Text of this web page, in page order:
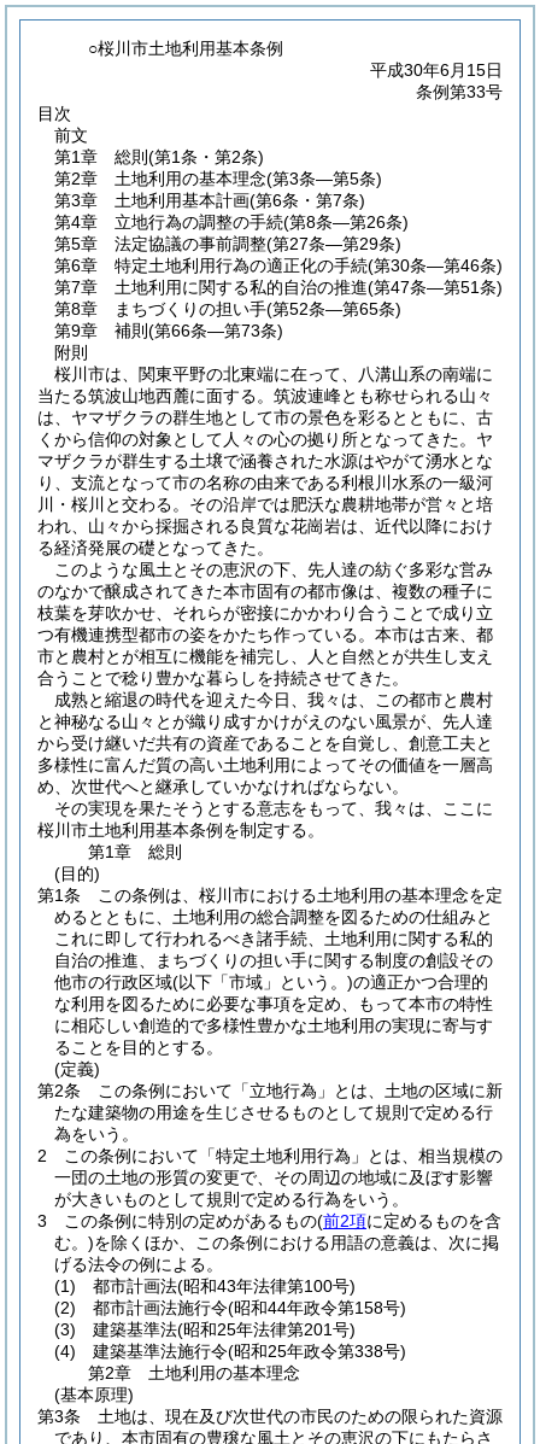
○桜川市土地利用基本条例
平成30年6月15日
条例第33号
目次
前文
第1章
総則 (第1条・第2条)
第2章
土地利用の基本理念(第3条―第5条)
第3章
土地利用基本計画(第6条・第7条)
第4章
立地行為の調整の手続(第8条―第26条)
第5章
法定協議の事前調整(第27条―第29条)
第6章
特定土地利用行為の適正化の手続(第30条―第46条)
第7章
土地利用に関する私的自治の推進(第47条―第51条)
第8章
まちづくりの担い手(第52条―第65条)
第9章
補則 (第66条―第73条)
附則
桜川市は、関東平野の北東端に在って、八溝山系の南端に
当たる筑波山地西麓に面する。筑波連峰とも称せられる山々
は、ヤマザクラの群生地として市の景色を彩るとともに、古
くから信仰の対象として人々の心の拠り所となってきた。ヤ
マザクラが群生する土壌で涵養された水源はやがて湧水とな
り、支流となって市の名称の由来である利根川水系の一級河
川・桜川と交わる。その沿岸では肥沃な農耕地帯が営々と培
われ、山々から採掘される良質な花崗岩は、近代以降におけ
る経済発展の礎となってきた。
このような風土とその恵沢の下、先人達の紡ぐ多彩な営み
のなかで醸成されてきた本市固有の都市像は、複数の種子に
枝葉を芽吹かせ、それらが密接にかかわり合うことで成り立
つ有機連携型都市の姿をかたち作っている。本市は古来、都
市と農村とが相互に機能を補完し、人と自然とが共生し支え
合うことで稔り豊かな暮らしを持続させてきた。
成熟と縮退の時代を迎えた今日、我々は、この都市と農村
と神秘なる山々とが織り成すかけがえのない風景が、先人達
から受け継いだ共有の資産であることを自覚し、創意工夫と
多様性に富んだ質の高い土地利用によってその価値を一層高
め、次世代へと継承していかなければならない。
その実現を果たそうとする意志をもって、我々は、ここに
桜川市土地利用基本条例を制定する。
第1章
総則
(目的)
第1条
この条例は、桜川市における土地利用の基本理念を定
めるとともに、土地利用の総合調整を図るための仕組みと
これに即して行われるべき諸手続、土地利用に関する私的
自治の推進、まちづくりの担い手に関する制度の創設その
他市の行政区域(以下「市域」という。)の適正かつ合理的
な利用を図るために必要な事項を定め、もって本市の特性
に相応しい創造的で多様性豊かな土地利用の実現に寄与す
ることを目的とする。
(定義)
第2条
この条例において「立地行為」とは、土地の区域に新
たな建築物の用途を生じさせるものとして規則で定める行
為をいう。
2
この条例において「特定土地利用行為」とは、相当規模の
一団の土地の形質の変更で、その周辺の地域に及ぼす影響
が大きいものとして規則で定める行為をいう。
3
この条例に特別の定めがあるもの(前2項に定めるものを含
む。)を除くほか、この条例における用語の意義は、次に掲
げる法令の例による。
(1)
都市計画法(昭和43年法律第100号)
(2)
都市計画法施行令(昭和44年政令第158号)
(3)
建築基準法(昭和25年法律第201号)
(4)
建築基準法施行令(昭和25年政令第338号)
第2章
土地利用の基本理念
(基本原理)
第3条
土地は、現在及び次世代の市民のための限られた資源
であり、本市固有の豊穣な風土とその恵沢の下にもたらさ